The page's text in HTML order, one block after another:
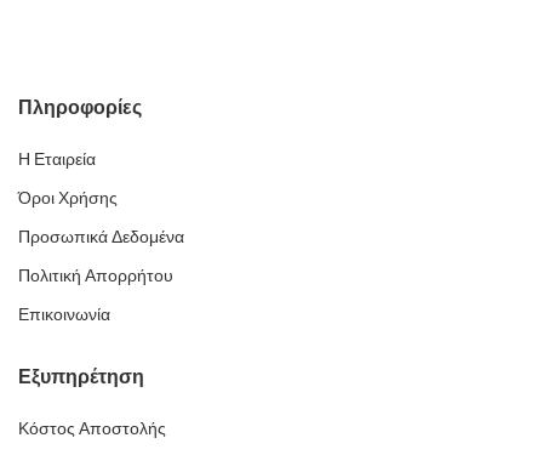
Πληροφορίες
Η Εταιρεία
Όροι Χρήσης
Προσωπικά Δεδομένα
Πολιτική Απορρήτου
Επικοινωνία
Εξυπηρέτηση
Κόστος Αποστολής